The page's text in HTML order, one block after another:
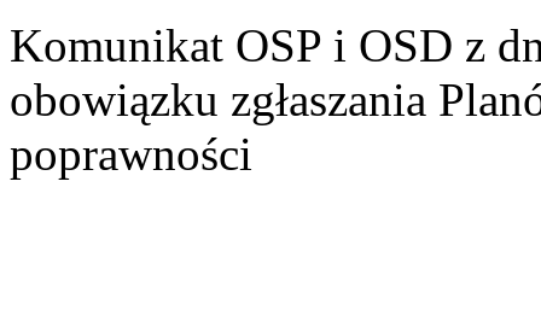
Komunikat OSP i OSD z
obowiązku zgłaszania
poprawności